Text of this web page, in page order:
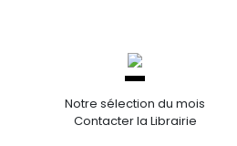
Notre sélection du mois
Contacter la Librairie